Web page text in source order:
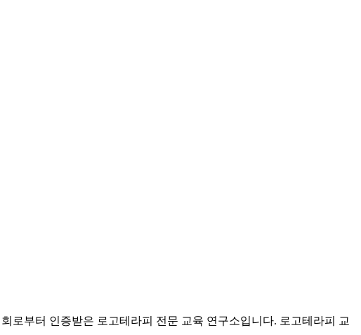
로부터 인증받은 로고테라피 전문 교육 연구소입니다. 로고테라피 교